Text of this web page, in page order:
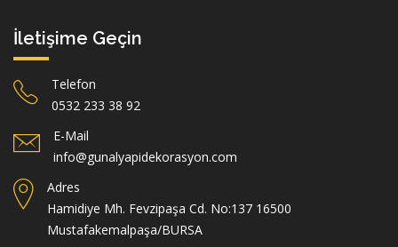
İletişime Geçin
Telefon
0532 233 38 92
E-Mail
info@gunalyapidekorasyon.com
Adres
Hamidiye Mh. Fevzipaşa Cd. No:137 16500
Mustafakemalpaşa/BURSA